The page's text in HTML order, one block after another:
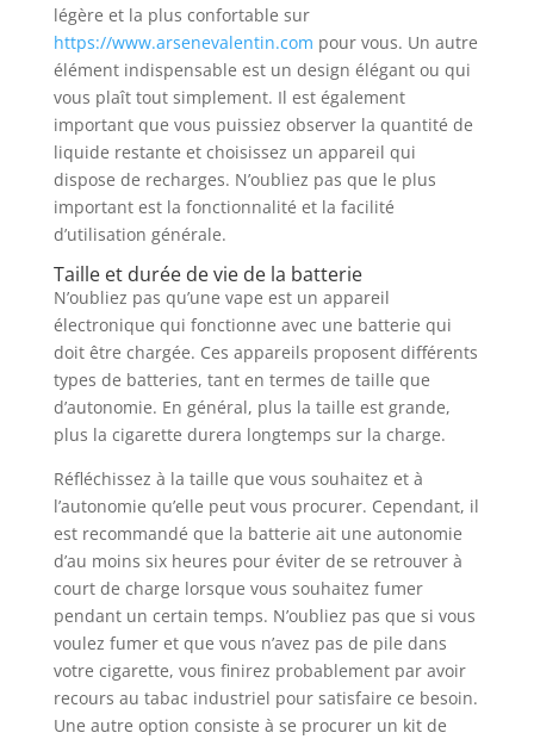
légère et la plus confortable sur
https://www.arsenevalentin.com pour vous. Un autre
élément indispensable est un design élégant ou qui
vous plaît tout simplement. Il est également
important que vous puissiez observer la quantité de
liquide restante et choisissez un appareil qui
dispose de recharges. N’oubliez pas que le plus
important est la fonctionnalité et la facilité
d’utilisation générale.
Taille et durée de vie de la batterie
N’oubliez pas qu’une vape est un appareil
électronique qui fonctionne avec une batterie qui
doit être chargée. Ces appareils proposent différents
types de batteries, tant en termes de taille que
d’autonomie. En général, plus la taille est grande,
plus la cigarette durera longtemps sur la charge.
Réfléchissez à la taille que vous souhaitez et à
l’autonomie qu’elle peut vous procurer. Cependant, il
est recommandé que la batterie ait une autonomie
d’au moins six heures pour éviter de se retrouver à
court de charge lorsque vous souhaitez fumer
pendant un certain temps. N’oubliez pas que si vous
voulez fumer et que vous n’avez pas de pile dans
votre cigarette, vous finirez probablement par avoir
recours au tabac industriel pour satisfaire ce besoin.
Une autre option consiste à se procurer un kit de